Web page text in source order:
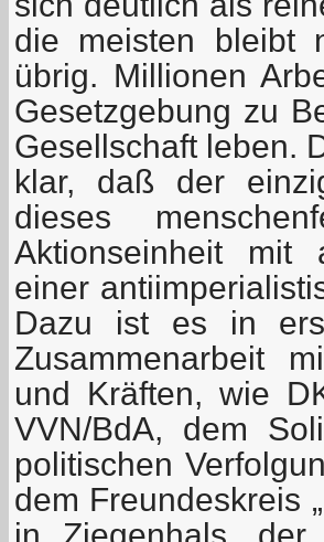
die meisten bleibt
übrig. Millionen
Gesetzgebung zu
Gesellschaft leben.
klar, daß der
dieses
Aktionseinheit mit
einer
Dazu ist es in
Zusammenarbeit
und Kräften, wie
VVN/BdA, dem
politischen
dem Freundeskreis
in Ziegenhals, der